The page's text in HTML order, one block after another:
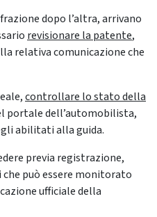
dopo l’altra, arrivano
revisionare la patente,
relativa comunicazione che
controllare lo stato della
portale dell’automobilista,
abilitati alla guida.
previa registrazione,
può essere monitorato
ufficiale della